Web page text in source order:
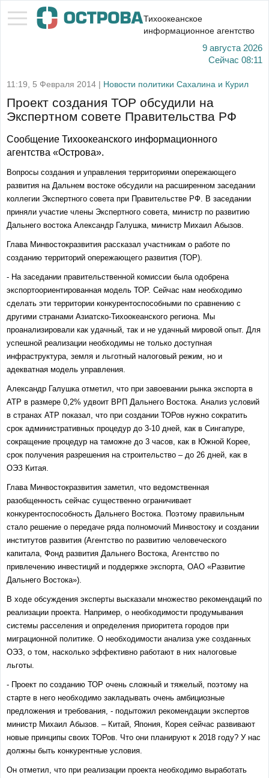
Тихоокеанское
информационное агентство
9 августа 2026
Сейчас 08:11
11:19, 5 Февраля 2014 | Новости политики Сахалина и Курил
Проект создания ТОР обсудили на
Экспертном совете Правительства РФ
Сообщение Тихоокеанского информационного
агентства «Острова».
Вопросы создания и управления территориями опережающего
развития на Дальнем востоке обсудили на расширенном заседании
коллегии Экспертного совета при Правительстве РФ. В заседании
приняли участие члены Экспертного совета, министр по развитию
Дальнего востока Александр Галушка, министр Михаил Абызов.
Глава Минвостокразвития рассказал участникам о работе по
созданию территорий опережающего развития (ТОР).
- На заседании правительственной комиссии была одобрена
экспортоориентированная модель ТОР. Сейчас нам необходимо
сделать эти территории конкурентоспособными по сравнению с
другими странами Азиатско-Тихоокеанского региона. Мы
проанализировали как удачный, так и не удачный мировой опыт. Для
успешной реализации необходимы не только доступная
инфраструктура, земля и льготный налоговый режим, но и
адекватная модель управления.
Александр Галушка отметил, что при завоевании рынка экспорта в
АТР в размере 0,2% удвоит ВРП Дальнего Востока. Анализ условий
в странах АТР показал, что при создании ТОРов нужно сократить
срок административных процедур до 3-10 дней, как в Сингапуре,
сокращение процедур на таможне до 3 часов, как в Южной Корее,
срок получения разрешения на строительство – до 26 дней, как в
ОЭЗ Китая.
Глава Минвостокразвития заметил, что ведомственная
разобщенность сейчас существенно ограничивает
конкурентоспособность Дальнего Востока. Поэтому правильным
стало решение о передаче ряда полномочий Минвостоку и создании
институтов развития (Агентство по развитию человеческого
капитала, Фонд развития Дальнего Востока, Агентство по
привлечению инвестиций и поддержке экспорта, ОАО «Развитие
Дальнего Востока»).
В ходе обсуждения эксперты высказали множество рекомендаций по
реализации проекта. Например, о необходимости продумывания
системы расселения и определения приоритета городов при
миграционной политике. О необходимости анализа уже созданных
ОЭЗ, о том, насколько эффективно работают в них налоговые
льготы.
- Проект по созданию ТОР очень сложный и тяжелый, поэтому на
старте в него необходимо закладывать очень амбициозные
предложения и требования, - подытожил рекомендации экспертов
министр Михаил Абызов. – Китай, Япония, Корея сейчас развивают
новые принципы своих ТОРов. Что они планируют к 2018 году? У нас
должны быть конкурентные условия.
Он отметил, что при реализации проекта необходимо выработать